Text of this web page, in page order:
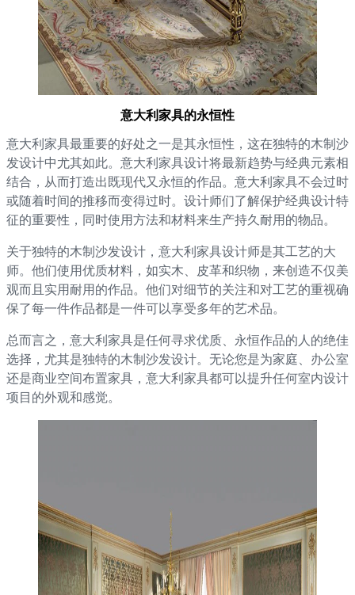
意大利家具的永恒性
意大利家具最重要的好处之一是其永恒性，这在独特的木制沙
发设计中尤其如此。意大利家具设计将最新趋势与经典元素相
结合，从而打造出既现代又永恒的作品。意大利家具不会过时
或随着时间的推移而变得过时。设计师们了解保护经典设计特
征的重要性，同时使用方法和材料来生产持久耐用的物品。
关于独特的木制沙发设计，意大利家具设计师是其工艺的大
师。他们使用优质材料，如实木、皮革和织物，来创造不仅美
观而且实用耐用的作品。他们对细节的关注和对工艺的重视确
保了每一件作品都是一件可以享受多年的艺术品。
总而言之，意大利家具是任何寻求优质、永恒作品的人的绝佳
选择，尤其是独特的木制沙发设计。无论您是为家庭、办公室
还是商业空间布置家具，意大利家具都可以提升任何室内设计
项目的外观和感觉。